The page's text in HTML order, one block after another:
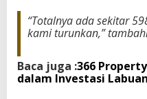
“Totalnya ada sekitar
kami turunkan,”
Baca juga :366
dalam Investasi